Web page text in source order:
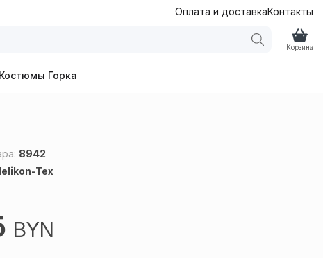
Оплата и доставкаКонтакты
Корзина
Костюмы Горка
8942
Tex
BYN